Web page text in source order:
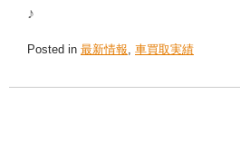
♪
Posted in 最新情報 車買取実績